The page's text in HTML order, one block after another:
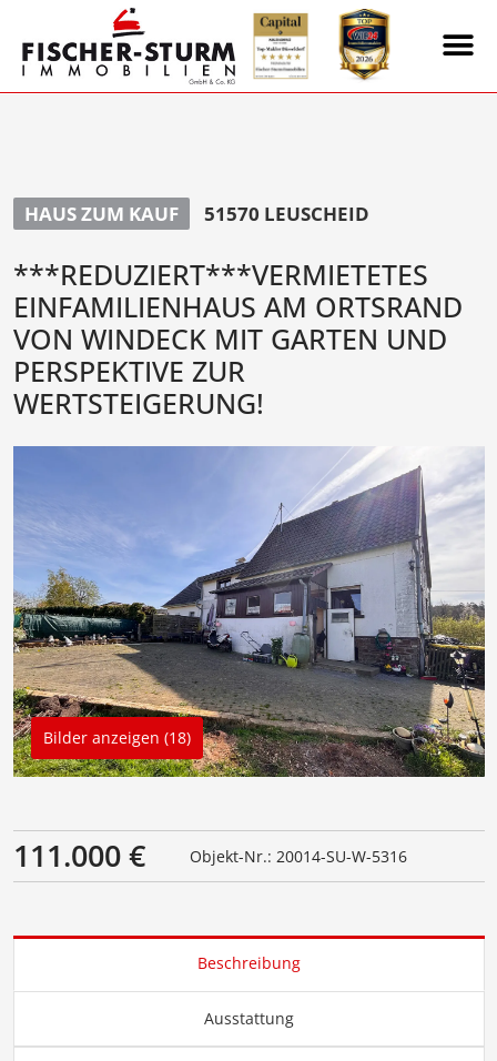
HAUS ZUM KAUF 51570 LEUSCHEID
***REDUZIERT***VERMIETETES
EINFAMILIENHAUS AM ORTSRAND
VON WINDECK MIT GARTEN UND
PERSPEKTIVE ZUR
WERTSTEIGERUNG!
Bilder anzeigen (18)
111.000 € Objekt-Nr.: 20014-SU-W-5316
Beschreibung
Ausstattung